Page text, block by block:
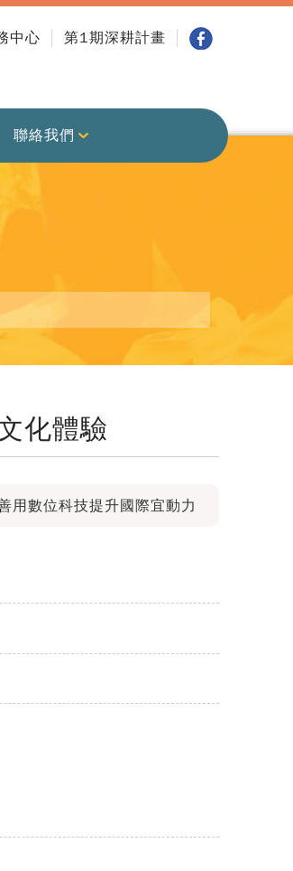
中心 第1期深耕計畫
聯絡我們
化體驗
數位科技提升國際宜動力